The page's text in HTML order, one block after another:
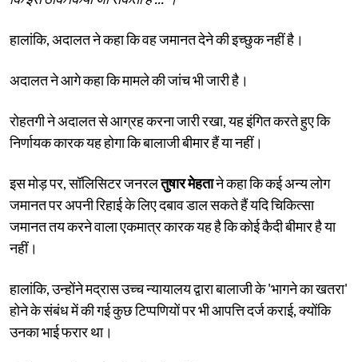
हालांकि, अदालत ने कहा कि वह जमानत देने की इच्छुक नहीं है।
अदालत ने आगे कहा कि मामले की जांच भी जारी है।
रोहतगी ने अदालत से आग्रह करना जारी रखा, यह इंगित करते हुए कि
निर्णायक कारक यह होगा कि बालाजी बीमार हैं या नहीं।
इस मोड़ पर, सॉलिसिटर जनरलतुषार मेहताने कहा कि कई अन्य लोग
जमानत पर अपनी रिहाई के लिए दबाव डाल सकते हैं यदि चिकित्सा
जमानत तय करने वाला एकमात्र कारक यह है कि कोई कैदी बीमार है या
नहीं।
हालांकि, उन्होंने मद्रास उच्च न्यायालय द्वारा बालाजी के 'भागने का खतरा'
होने के संबंध में की गई कुछ टिप्पणियों पर भी आपत्ति दर्ज कराई, क्योंकि
उनका भाई फरार था।